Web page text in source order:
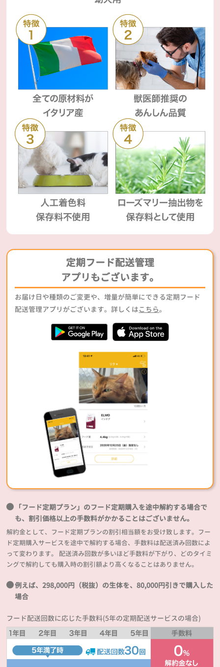
定期フード配送管理
アプリもございます。
お届け日や種類のご変更や、増量が簡単にできる定期フード
配送管理アプリがございます。詳しくはこちら。
「フード定期プラン」のフード定期購入を途中解約する場合で
も、割引価格以上の手数料がかかることはございません。
解約金として、フード定期プランの割引相当額をお受け致します。フー
ド定期購入サービスを途中で解約する場合、手数料は配送済み回数によ
って変わります。 配送済み回数が多いほど手数料が下がり、どのタイミ
ングで解約しても購入時の割引額より高くなることはありません。
例えば、298,000円（税抜）の生体を、80,000円引きで購入した
場合
フード配送回数に応じた手数料(5年の定期配送サービスの場合)